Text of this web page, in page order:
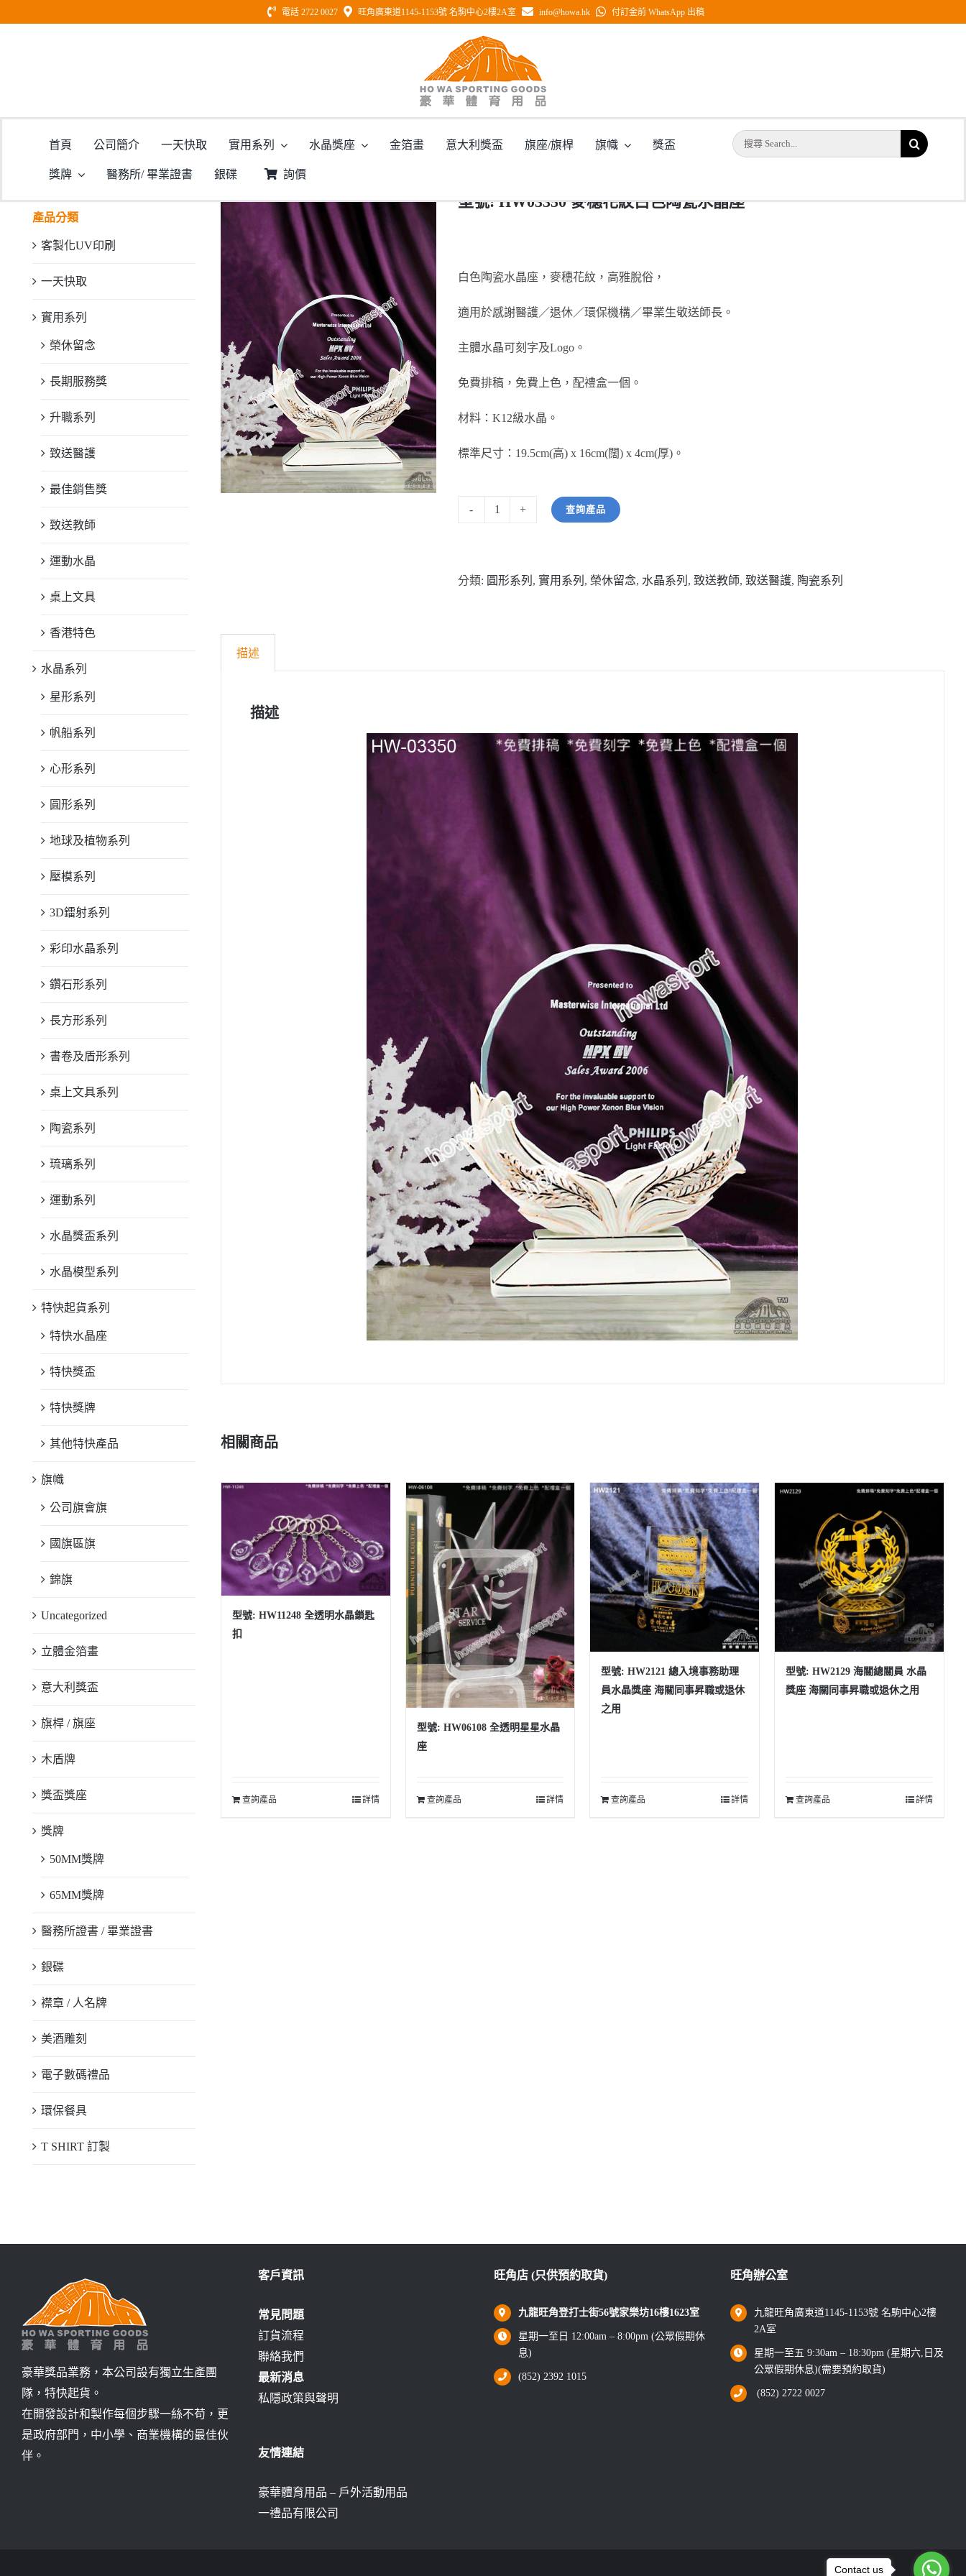
電話 2722 0027 旺角廣東道1145-1153號 名駒中心2樓2A室 info@howa.hk 付訂金前 WhatsApp 出稿
首頁 公司簡介 一天快取 實用系列 水晶獎座 金箔畫 意大利獎盃 旗座/旗桿 旗幟 獎盃
獎牌 醫務所/ 畢業證書 銀碟 詢價
搜
索
果：
主頁 / 型號: HW03350 麥穗花紋白色陶瓷水晶座
型號: HW03350 麥穗花紋白色陶瓷水晶座
白色陶瓷水晶座，麥穗花紋，高雅脫俗，
適用於感謝醫護／退休／環保機構／畢業生敬送師長。
主體水晶可刻字及Logo。
免費排稿，免費上色，配禮盒一個。
材料：K12級水晶。
標準尺寸：19.5cm(高) x 16cm(闊) x 4cm(厚)。
麥
水
查詢產品
分類: 圓形系列 , 實用系列 , 榮休留念, 水晶系列 , 致送教師, 致送醫護, 陶瓷系列
描述
描述
相關商品
型號: HW11248 全透明水晶鎖匙
扣
查詢產品 詳情
型號: HW06108 全透明星星水晶
座
查詢產品 詳情
型號: HW2121 總入境事務助理
員水晶獎座 海關同事昇職或退休
之用
查詢產品 詳情
型號: HW2129 海關總關員 水晶
獎座 海關同事昇職或退休之用
查詢產品 詳情
產品分類
客製化UV印刷
一天快取
實用系列
榮休留念
長期服務獎
升職系列
致送醫護
最佳銷售獎
致送教師
運動水晶
桌上文具
香港特色
水晶系列
星形系列
帆船系列
心形系列
圓形系列
地球及植物系列
壓模系列
3D鐳射系列
彩印水晶系列
鑽石形系列
長方形系列
書卷及盾形系列
桌上文具系列
陶瓷系列
琉璃系列
運動系列
水晶獎盃系列
水晶模型系列
特快起貨系列
特快水晶座
特快獎盃
特快獎牌
其他特快產品
旗幟
公司旗會旗
國旗區旗
錦旗
Uncategorized
立體金箔畫
意大利獎盃
旗桿 / 旗座
木盾牌
獎盃獎座
獎牌
50MM獎牌
65MM獎牌
醫務所證書 / 畢業證書
銀碟
襟章 / 人名牌
美酒雕刻
電子數碼禮品
環保餐具
T SHIRT 訂製
豪華獎品業務，本公司設有獨立生產團
隊，特快起貨。
在開發設計和製作每個步驟一絲不苟，更
是政府部門，中小學、商業機構的最佳伙
伴。
客戶資訊
常見問題
訂貨流程
聯絡我們
最新消息
私隱政策與聲明
友情連結
豪華體育用品 – 戶外活動用品
一禮品有限公司
旺角店 (只供預約取貨)
九龍旺角登打士街56號家樂坊16樓1623室
星期一至日 12:00am – 8:00pm (公眾假期休
息)
(852) 2392 1015
旺角辦公室
九龍旺角廣東道1145-1153號 名駒中心2樓
2A室
星期一至五 9:30am – 18:30pm (星期六,日及
公眾假期休息)(需要預約取貨)
(852) 2722 0027
Contact us